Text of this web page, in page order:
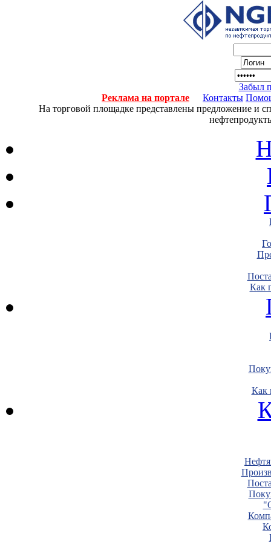
Забыл
Реклама на портале
Контакты
На торговой площадке представлены предложение и
Как
Как